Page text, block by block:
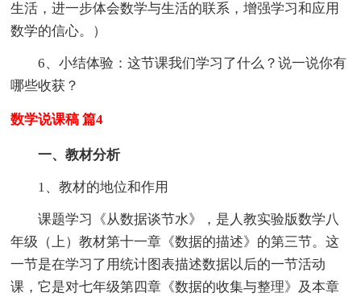
生活，进一步体会数学与生活的联系，增强学习和应用
数学的信心。）
6、小结体验：这节课我们学习了什么？说一说你有
哪些收获？
数学说课稿 篇4
一、教材分析
1、教材的地位和作用
课题学习《从数据谈节水》，是人教实验版数学八
年级（上）教材第十一章《数据的描述》的第三节。这
一节是在学习了用统计图表描述数据以后的一节活动
课，它是对七年级第四章《数据的收集与整理》及本章